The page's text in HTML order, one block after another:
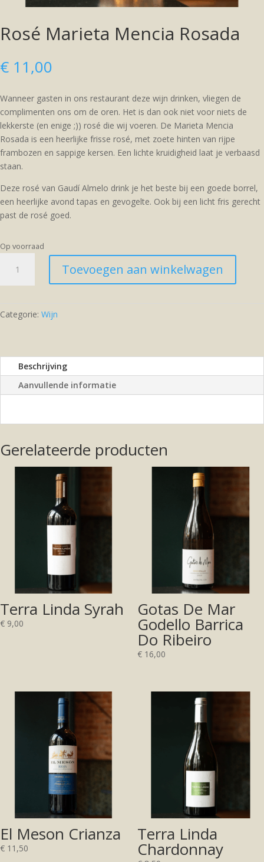
Rosé Marieta Mencia Rosada
€ 11,00
Wanneer gasten in ons restaurant deze wijn drinken, vliegen de
complimenten ons om de oren. Het is dan ook niet voor niets de
lekkerste (en enige ;)) rosé die wij voeren. De Marieta Mencia
Rosada is een heerlijke frisse rosé, met zoete hinten van rijpe
frambozen en sappige kersen. Een lichte kruidigheid laat je verbaasd
staan.
Deze rosé van Gaudí Almelo drink je het beste bij een goede borrel,
een heerlijke avond tapas en gevogelte. Ook bij een licht fris gerecht
past de rosé goed.
Op voorraad
Marieta
Mencia
aantal
Toevoegen aan winkelwagen
Categorie: Wijn
Beschrijving
Aanvullende informatie
Gerelateerde producten
Terra Linda Syrah
€ 9,00
Gotas De Mar
Godello Barrica
Do Ribeiro
€16,00
El Meson Crianza
€ 11,50
Terra Linda
Chardonnay